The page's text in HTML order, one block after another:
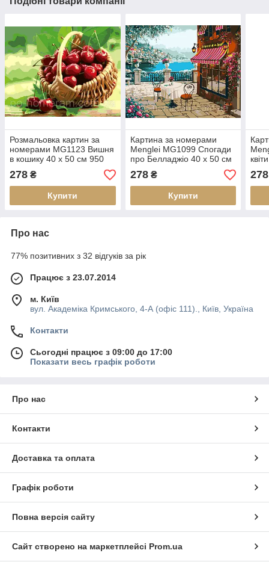
Розмальовка картин за
номерами MG1123 Вишня
в кошику 40 х 50 см 950
квіти
278 ₴
Купити
Картина за номерами
Menglei MG1099 Спогади
про Белладжіо 40 х 50 см
278₴
Купити
см
278
Про нас
77% позитивних з 32 відгуків за рік
Працює з 23.07.2014
м. Київ
вул. Академіка Кримського, 4-А (офіс 111)., Київ, Україна
Контакти
Сьогодні працює з 09:00 до 17:00
Показати весь графік роботи
Про нас
Контакти
Доставка та оплата
Графік роботи
Повна версія сайту
Сайт створено на маркетплейсі Prom.ua